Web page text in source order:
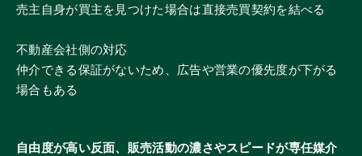
売主自身が買主を見つけた場合は直接売買契約を結べる
不動産会社側の対応
仲介できる保証がないため、広告や営業の優先度が下がる
場合もある
自由度が高い反面、販売活動の濃さやスピードが専任媒介